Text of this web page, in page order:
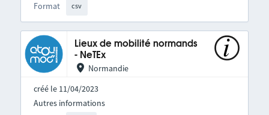
Format csv
Lieux de mobilité normands
- NeTEx
Normandie
créé le 11/04/2023
Autres informations